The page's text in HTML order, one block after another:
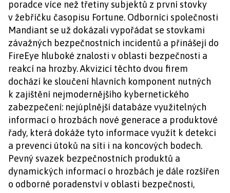
poradce více než třetiny subjektů z první stovky
v žebříčku časopisu Fortune. Odborníci společnosti
Mandiant se už dokázali vypořádat se stovkami
závažných bezpečnostních incidentů a přinášejí do
FireEye hluboké znalosti v oblasti bezpečnosti a
reakcí na hrozby. Akvizicí těchto dvou firem
dochází ke sloučení hlavních komponent nutných
k zajištění nejmodernějšího kybernetického
zabezpečení: nejúplnější databáze využitelných
informací o hrozbách nové generace a produktové
řady, která dokáže tyto informace využít k detekci
a prevenci útoků na síti i na koncových bodech.
Pevný svazek bezpečnostních produktů a
dynamických informací o hrozbách je dále rozšířen
o odborné poradenství v oblasti bezpečnosti,